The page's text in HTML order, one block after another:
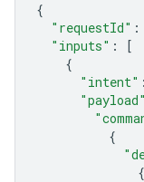
{
"requestId" :
"inputs" :
[
{
"intent" :
"payload"
{
{